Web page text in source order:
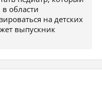
области
на детских
выпускник